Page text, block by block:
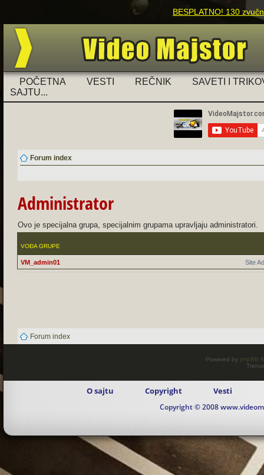
BESPLATNO! 130
POČETNA VESTI REČNIK
SAVETI I
SAJTU...
Forum index
Administrator
Ovo je specijalna grupa, specijalnim grupama upravljaju administratori.
VOĐA GRUPE
Site
VM_admin01
Forum index
Powered by phpBB
O sajtu Copyright Vesti
Copyright © 2008